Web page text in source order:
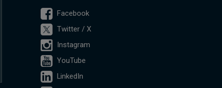
Facebook
Twitter / X
Instagram
YouTube
LinkedIn